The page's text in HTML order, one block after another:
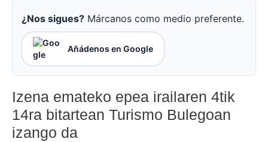
¿Nos sigues? Márcanos como medio preferente.
Añádenos en Google
Izena emateko epea irailaren 4tik
14ra bitartean Turismo Bulegoan
izango da